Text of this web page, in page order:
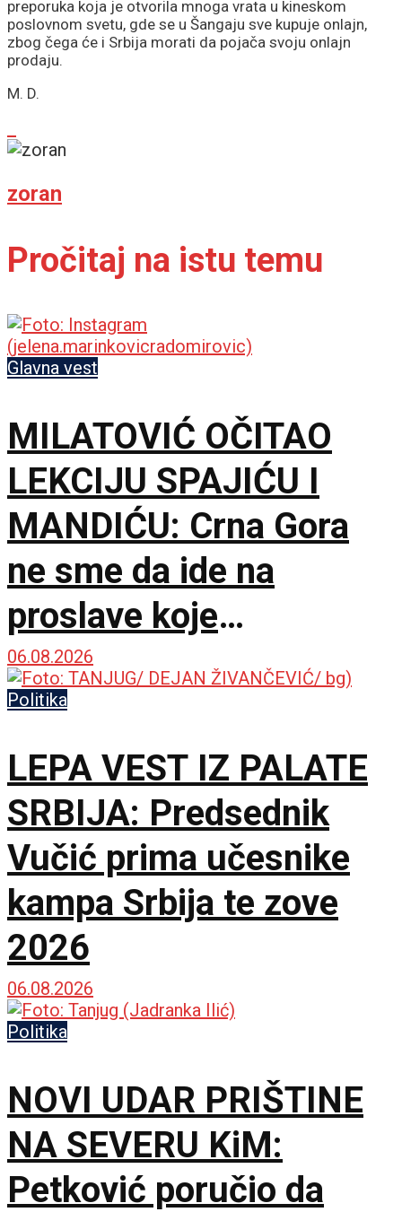
preporuka koja je otvorila mnoga vrata u kineskom
poslovnom svetu, gde se u Šangaju sve kupuje onlajn,
zbog čega će i Srbija morati da pojača svoju onlajn
prodaju.
M. D.
zoran
Pročitaj na istu temu
Glavna vest
MILATOVIĆ OČITAO
LEKCIJU SPAJIĆU I
MANDIĆU: Crna Gora
ne sme da ide na
proslave koje
vaskrsavaju bol i
stradanje Srba
06.08.2026
Politika
LEPA VEST IZ PALATE
SRBIJA: Predsednik
Vučić prima učesnike
kampa Srbija te zove
2026
06.08.2026
Politika
NOVI UDAR PRIŠTINE
NA SEVERU KiM:
Petković poručio da